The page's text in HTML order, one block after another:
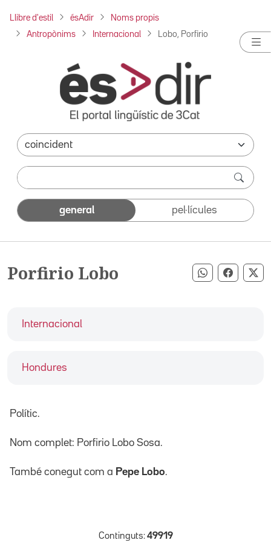
Llibre d'estil ésAdir Noms propis
Antropònims Internacional Lobo, Porfirio
general pel·lícules
Porfirio Lobo Compartir
Internacional
Hondures
Polític.
Nom complet: Porfirio Lobo Sosa.
També conegut com a Pepe Lobo.
Continguts: 49919